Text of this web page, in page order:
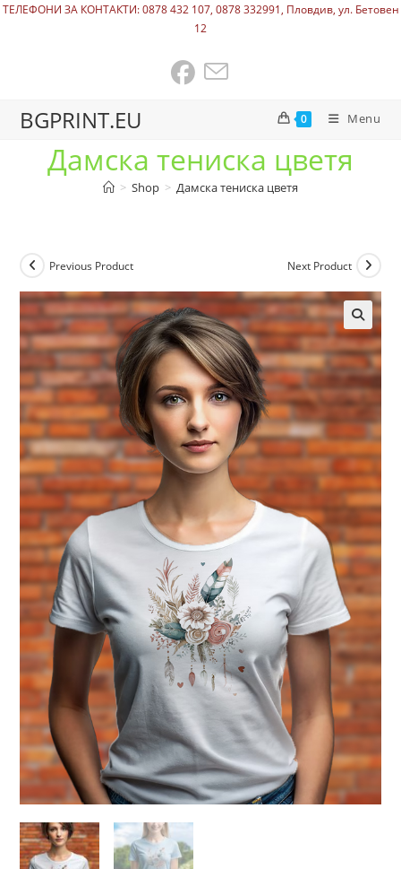
ТЕЛЕФОНИ ЗА КОНТАКТИ: 0878 432 107, 0878 332991, Пловдив, ул. Бетовен
12
BGPRINT.EU 0 Menu
Дамска тениска цветя
> Shop > Дамска тениска цветя
Previous Product Next Product